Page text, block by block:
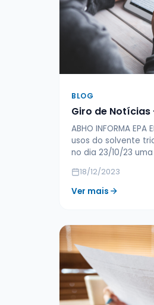
BLOG
Giro de Notícias
ABHO INFORMA
usos do solvente
no dia 23/10/23
18/12/2023
Ver mais